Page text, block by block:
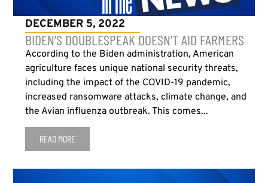
DECEMBER 5, 2022
BIDEN’S DOUBLESPEAK DOESN’T AID FARMERS
According to the Biden administration, American
agriculture faces unique national security threats,
including the impact of the COVID-19 pandemic,
increased ransomware attacks, climate change, and
the Avian influenza outbreak. This comes...
READ MORE